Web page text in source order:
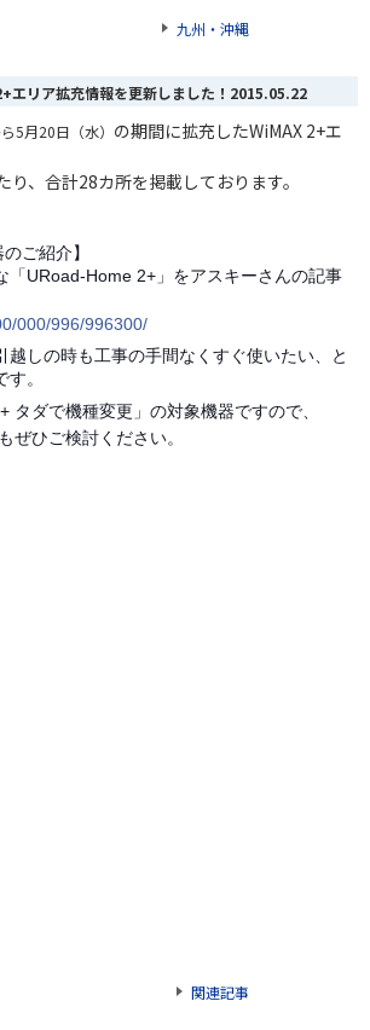
九州・沖縄
リア拡充情報を更新しました！ 2015.05.22
5月20日（水） の期間に拡充したWiMAX 2+エ
り、合計28カ所を掲載しております。
ご紹介】
「URoad-Home 2+」をアスキーさんの記事
000/996/996300/
越しの時も工事の手間なくすぐ使いたい、と
。
タダで機種変更」の対象機器ですので、
ぜひご検討ください。
関連記事